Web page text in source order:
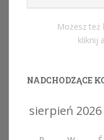
Możesz też
kliknij
NADCHODZĄCE